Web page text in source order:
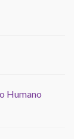
Humano